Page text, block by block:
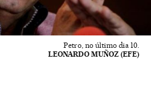
Petro, no último dia 10.
LEONARDO MUÑOZ (EFE)